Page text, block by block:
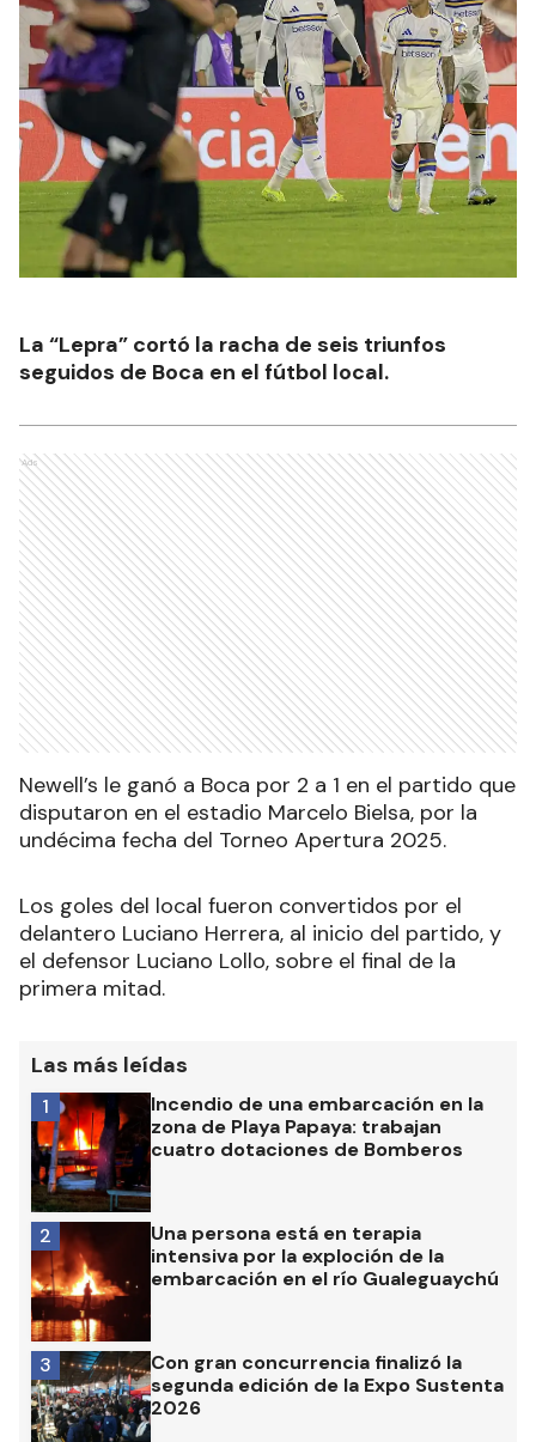
La “Lepra” cortó la racha de seis triunfos
seguidos de Boca en el fútbol local.
Ads
Newell’s le ganó a Boca por 2 a 1 en el partido que
disputaron en el estadio Marcelo Bielsa, por la
undécima fecha del Torneo Apertura 2025.
Los goles del local fueron convertidos por el
delantero Luciano Herrera, al inicio del partido, y
el defensor Luciano Lollo, sobre el final de la
primera mitad.
Las más leídas
Incendio de una embarcación en la
zona de Playa Papaya: trabajan
cuatro dotaciones de Bomberos
1
Una persona está en terapia
intensiva por la exploción de la
embarcación en el río Gualeguaychú
2
Con gran concurrencia finalizó la
segunda edición de la Expo Sustenta
2026
3